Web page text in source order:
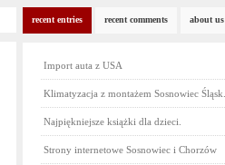
recent entries recent comments about us
Import auta z USA
Klimatyzacja z montażem Sosnowiec Śląsk.
Najpiękniejsze książki dla dzieci.
Strony internetowe Sosnowiec i Chorzów